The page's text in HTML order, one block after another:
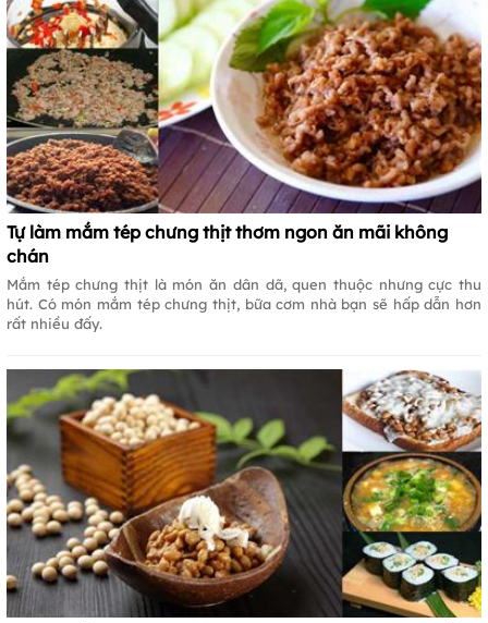
Tự làm mắm tép chưng thịt thơm ngon ăn mãi không
chán
Mắm tép chưng thịt là món ăn dân dã, quen thuộc nhưng cực thu
hút. Có món mắm tép chưng thịt, bữa cơm nhà bạn sẽ hấp dẫn hơn
rất nhiều đấy.